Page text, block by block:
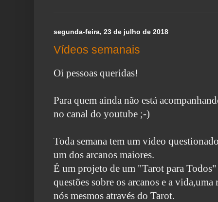
segunda-feira, 23 de julho de 2018
Vídeos semanais
Oi pessoas queridas!
Para quem ainda não está
no canal do youtube ;-)
Toda semana tem um vídeo
um dos arcanos maiores.
É um projeto de um "Tarot para
questões sobre os arcanos e a vida,uma
nós mesmos através do Tarot.